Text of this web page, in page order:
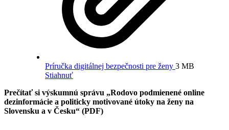
Príručka digitálnej bezpečnosti pre ženy 3 MB
Stiahnuť
Prečítať si výskumnú správu „Rodovo podmienené online
dezinformácie a politicky motivované útoky na ženy na
Slovensku a v Česku“ (PDF)